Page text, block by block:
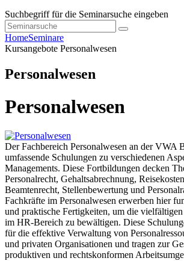
Suchbegriff für die Seminarsuche eingeben
HomeSeminare
Kursangebote Personalwesen
Personalwesen
Personalwesen
Der Fachbereich Personalwesen an der VWA
umfassende Schulungen zu verschiedenen
Managements. Diese Fortbildungen decken
Personalrecht, Gehaltsabrechnung,
Beamtenrecht, Stellenbewertung und
Fachkräfte im Personalwesen erwerben hier
und praktische Fertigkeiten, um die
im HR-Bereich zu bewältigen. Diese
für die effektive Verwaltung von
und privaten Organisationen und tragen zur
produktiven und rechtskonformen